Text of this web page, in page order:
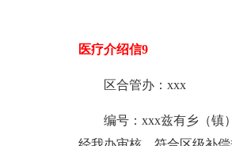
医疗介绍信9
区合管办：xxx
编号：xxx兹有乡（镇